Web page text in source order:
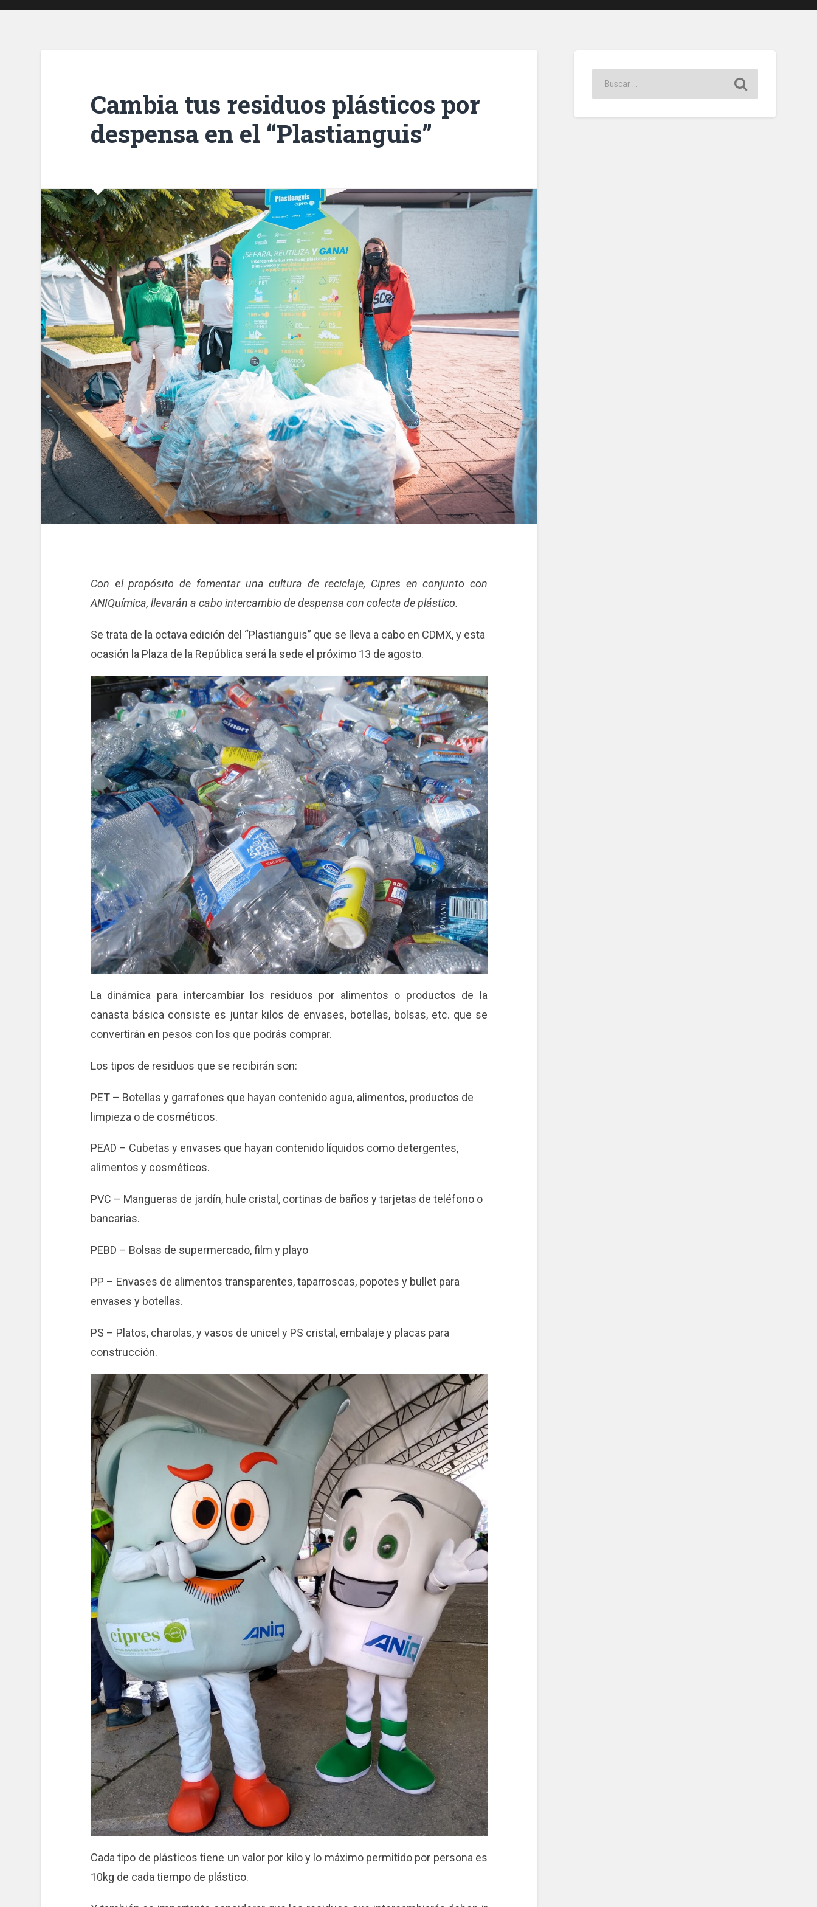
Cambia tus residuos plásticos por
despensa en el “Plastianguis”
Con el propósito de fomentar una cultura de reciclaje, Cipres en conjunto con
ANIQuímica, llevarán a cabo intercambio de despensa con colecta de plástico.
Se trata de la octava edición del “Plastianguis” que se lleva a cabo en CDMX, y esta
ocasión la Plaza de la República será la sede el próximo 13 de agosto.
La dinámica para intercambiar los residuos por alimentos o productos de la
canasta básica consiste es juntar kilos de envases, botellas, bolsas, etc. que se
convertirán en pesos con los que podrás comprar.
Los tipos de residuos que se recibirán son:
PET – Botellas y garrafones que hayan contenido agua, alimentos, productos de
limpieza o de cosméticos.
PEAD – Cubetas y envases que hayan contenido líquidos como detergentes,
alimentos y cosméticos.
PVC – Mangueras de jardín, hule cristal, cortinas de baños y tarjetas de teléfono o
bancarias.
PEBD – Bolsas de supermercado, film y playo
PP – Envases de alimentos transparentes, taparroscas, popotes y bullet para
envases y botellas.
PS – Platos, charolas, y vasos de unicel y PS cristal, embalaje y placas para
construcción.
Cada tipo de plásticos tiene un valor por kilo y lo máximo permitido por persona es
10kg de cada tiempo de plástico.